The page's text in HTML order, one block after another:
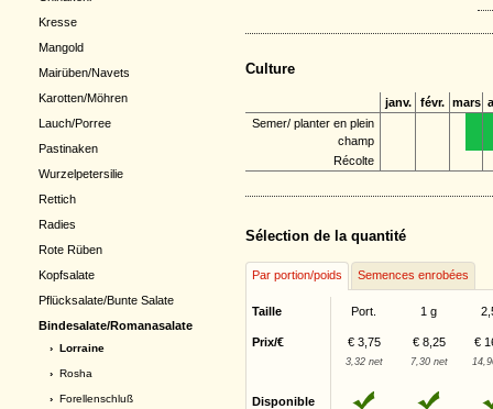
Kresse
Mangold
Mairüben/Navets
Karotten/Möhren
Lauch/Porree
Pastinaken
Wurzelpetersilie
Rettich
Radies
Rote Rüben
Kopfsalate
Pflücksalate/Bunte Salate
Bindesalate/Romanasalate
› Lorraine
› Rosha
› Forellenschluß
Culture
janv. févr. mars
Semer/ planter en plein
champ
Récolte
Sélection de la quantité
Par portion/poids Semences enrobées
Taille Port. 1 g
Prix/€ € 3,75 € 8,25 €
3,32 net 7,30 net
Disponible